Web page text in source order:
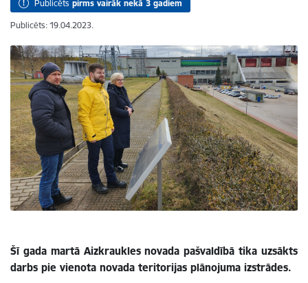
Publicēts pirms vairāk nekā 3 gadiem
Publicēts: 19.04.2023.
Šī gada martā Aizkraukles novada pašvaldībā tika uzsākts
darbs pie vienota novada teritorijas plānojuma izstrādes.